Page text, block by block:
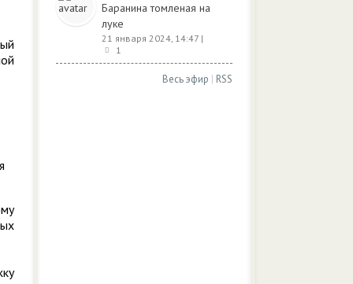
Баранина томленая на
луке
21 января 2024, 14:47 |
1
Весь эфир | RSS